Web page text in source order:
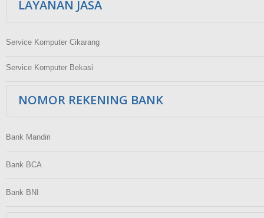
LAYANAN JASA
Service Komputer Cikarang
Service Komputer Bekasi
NOMOR REKENING BANK
Bank Mandiri
Bank BCA
Bank BNI